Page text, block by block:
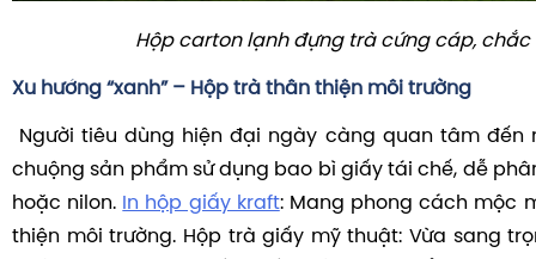
Hộp carton lạnh đựng trà cứng cáp, chắc
Xu hướng “xanh” – Hộp trà thân thiện môi trường
Người tiêu dùng hiện đại ngày càng quan tâm đến
chuộng sản phẩm sử dụng bao bì giấy tái chế, dễ
hoặc nilon. In hộp giấy kraft: Mang phong cách mộc
thiện môi trường. Hộp trà giấy mỹ thuật: Vừa sang